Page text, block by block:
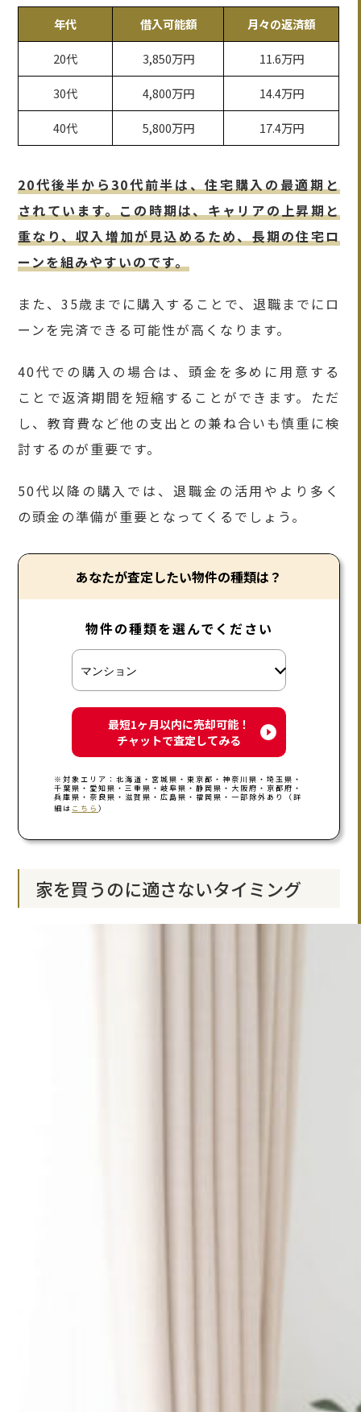
年代 借入可能額 月々の返済額
20代 3,850万円 11.6万円
30代 4,800万円 14.4万円
40代 5,800万円 17.4万円
20代後半から30代前半は、住宅購入の最適期と
されています。この時期は、キャリアの上昇期と
重なり、収入増加が見込めるため、長期の住宅ロ
ーンを組みやすいのです。
また、35歳までに購入することで、退職までにロ
ーンを完済できる可能性が高くなります。
40代での購入の場合は、頭金を多めに用意する
ことで返済期間を短縮することができます。ただ
し、教育費など他の支出との兼ね合いも慎重に検
討するのが重要です。
50代以降の購入では、退職金の活用やより多く
の頭金の準備が重要となってくるでしょう。
あなたが査定したい物件の種類は？
物件の種類を選んでください
最短1ヶ月以内に売却可能！
チャットで査定してみる
※対象エリア：北海道・宮城県・東京都・神奈川県・埼玉県・
千葉県・愛知県・三重県・岐阜県・静岡県・大阪府・京都府・
兵庫県・奈良県・滋賀県・広島県・福岡県・一部除外あり（詳
細は こちら）
家を買うのに適さないタイミング